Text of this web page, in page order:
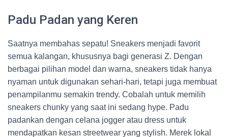
Padu Padan yang Keren
Saatnya membahas sepatu! Sneakers menjadi favorit
semua kalangan, khususnya bagi generasi Z. Dengan
berbagai pilihan model dan warna, sneakers tidak hanya
nyaman untuk digunakan sehari-hari, tetapi juga membuat
penampilanmu semakin trendy. Cobalah untuk memilih
sneakers chunky yang saat ini sedang hype. Padu
padankan dengan celana jogger atau dress untuk
mendapatkan kesan streetwear yang stylish. Merek lokal